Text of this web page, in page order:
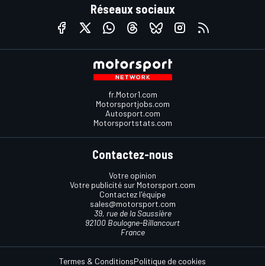
Réseaux sociaux
fr.Motor1.com
Motorsportjobs.com
Autosport.com
Motorsportstats.com
Contactez-nous
Votre opinion
Votre publicité sur Motorsport.com
Contactez l'équipe
sales@motorsport.com
39, rue de la Saussière
92100 Boulogne-Billancourt
France
Termes & ConditionsPolitique de cookies